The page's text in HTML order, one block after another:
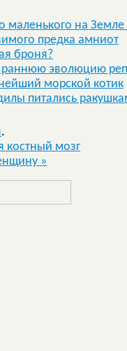
маленького на
предка амниот
броня?
раннюю эволюцию
морской котик
питались
.
костный мозг
»